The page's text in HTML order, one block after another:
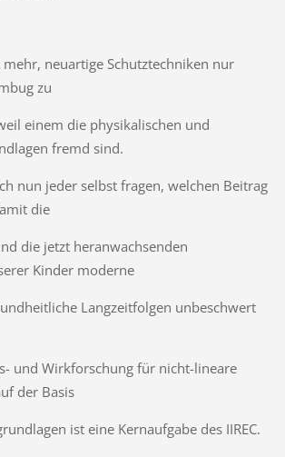
mehr, neuartige Schutztechniken nur
zu
einem die physikalischen und
fremd sind.
nun jeder selbst fragen, welchen Beitrag
die
die jetzt heranwachsenden
Kinder moderne
Langzeitfolgen unbeschwert
und Wirkforschung für nicht-lineare
der Basis
ist eine Kernaufgabe des IIREC.